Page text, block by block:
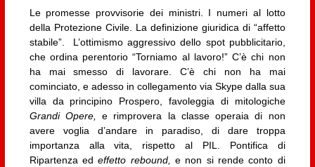
Le promesse provvisorie dei ministri. I numeri al lotto
della Protezione Civile. La definizione giuridica di “affetto
stabile”. L’ottimismo aggressivo dello spot pubblicitario,
che ordina perentorio “Torniamo al lavoro!” C’è chi non
ha mai smesso di lavorare. C’è chi non ha mai
cominciato, e adesso in collegamento via Skype dalla sua
villa da principino Prospero, favoleggia di mitologiche
Grandi Opere, e rimprovera la classe operaia di non
avere voglia d’andare in paradiso, di dare troppa
importanza alla vita, rispetto al PIL. Pontifica di
Ripartenza edeffetto rebound,e non si rende conto di